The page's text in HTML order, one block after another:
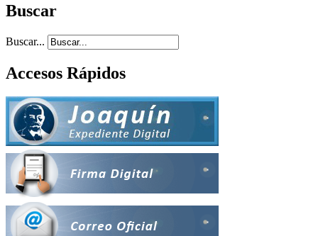
Buscar
Buscar...
Accesos Rápidos